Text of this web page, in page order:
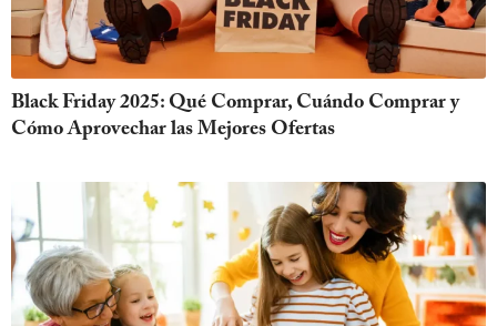
Black Friday 2025: Qué Comprar, Cuándo Comprar y
Cómo Aprovechar las Mejores Ofertas